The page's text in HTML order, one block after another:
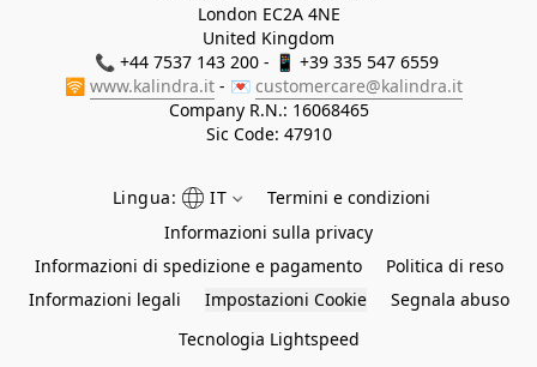
London EC2A 4NE
United Kingdom
📞 +44 7537 143 200 - 📱 +39 335 547 6559
🛜 www.kalindra.it - 💌 customercare@kalindra.it
Company R.N.: 16068465
Sic Code: 47910
Lingua: IT
Termini e condizioni
Informazioni sulla privacy
Informazioni di spedizione e pagamento
Politica di reso
Informazioni legali
Impostazioni Cookie
Segnala abuso
Tecnologia Lightspeed